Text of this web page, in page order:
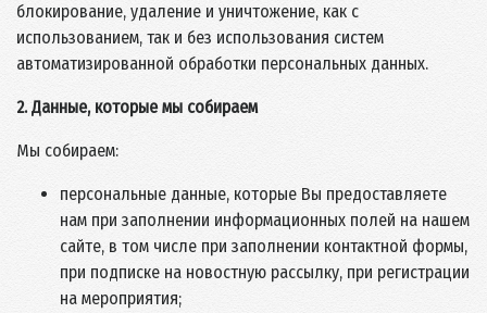
блокирование, удаление и уничтожение, как с
использованием, так и без использования систем
автоматизированной обработки персональных данных.
2. Данные, которые мы собираем
Мы собираем:
персональные данные, которые Вы предоставляете
нам при заполнении информационных полей на нашем
сайте, в том числе при заполнении контактной формы,
при подписке на новостную рассылку, при регистрации
на мероприятия;